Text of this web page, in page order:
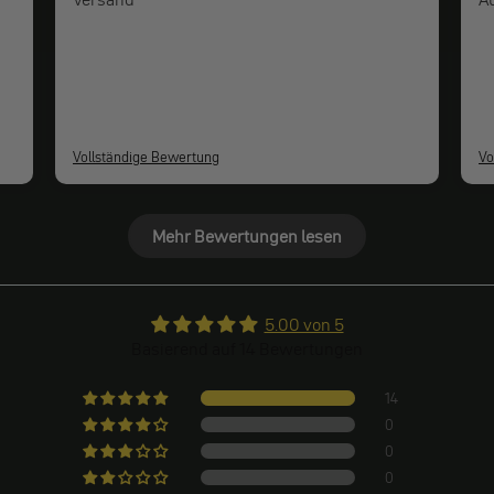
Vollständige Bewertung
Mehr Bewertungen lesen
5.00 von 5
14
0
0
0